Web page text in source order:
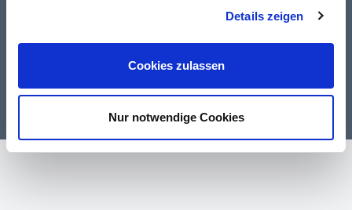
Details zeigen
Cookies zulassen
Nur notwendige Cookies
Falls du ein Mensch bist und dieses Feld siehst, dann lasse es